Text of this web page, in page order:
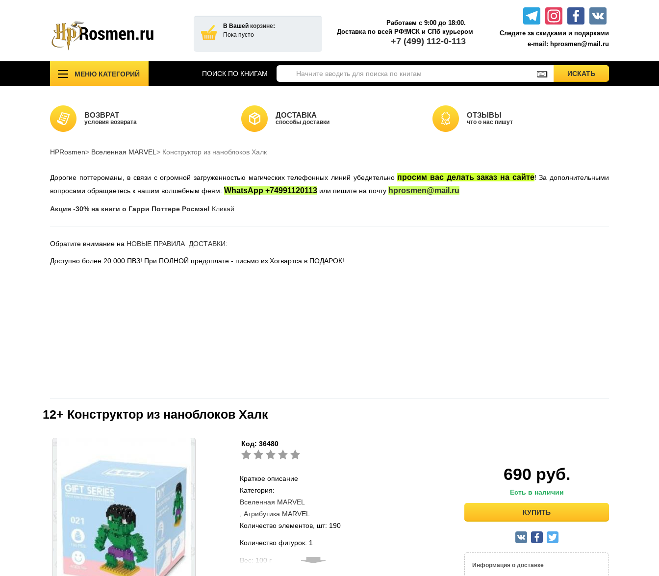
В Вашей корзине:
Пока пусто
Работаем с 9:00 до 18:00.
Доставка по всей РФ!МСК и СПб курьером.
+7 (499) 112-0-113
Следите за скидками и подарками
e-mail: hprosmen@mail.ru
МЕНЮ КАТЕГОРИЙ
Подарочные издания
Учебники Хогвартса Гарри Поттер на английском
Атрибутика Гарри Поттер
Одежда Гарри Поттер
Сладости Jelly Belly
Вселенная MARVEL
Звездные войны
ПОИСК ПО КНИГАМ ИСКАТЬИСКАТЬ
ВОЗВРАТ
условия возврата
ДОСТАВКА
способы доставки
ОТЗЫВЫ
что о нас пишут
HPRosmen Вселенная MARVEL Конструктор из наноблоков Халк
Дорогие поттероманы, в связи с огромной загруженностью магических телефонных линий убедительно просим вас делать заказ на сайте! За дополнительными
вопросами обращаетесь к нашим волшебным феям: WhatsApp +74991120113 или пишите на почту hprosmen@mail.ru
Акция -30% на книги о Гарри Поттере Росмэн! Кликай
Обратите внимание на НОВЫЕ ПРАВИЛА ДОСТАВКИ:
Доступно более 20 000 ПВЗ! При ПОЛНОЙ предоплате - письмо из Хогвартса в ПОДАРОК!
12+ Конструктор из наноблоков Халк
Код: 36480
Краткое описание
Категория:
Вселенная MARVEL
Атрибутика MARVEL
Количество элементов, шт: 190
Количество фигурок: 1
Вес: 100 г
690 руб.
Есть в наличии
КУПИТЬ
Информация о доставке